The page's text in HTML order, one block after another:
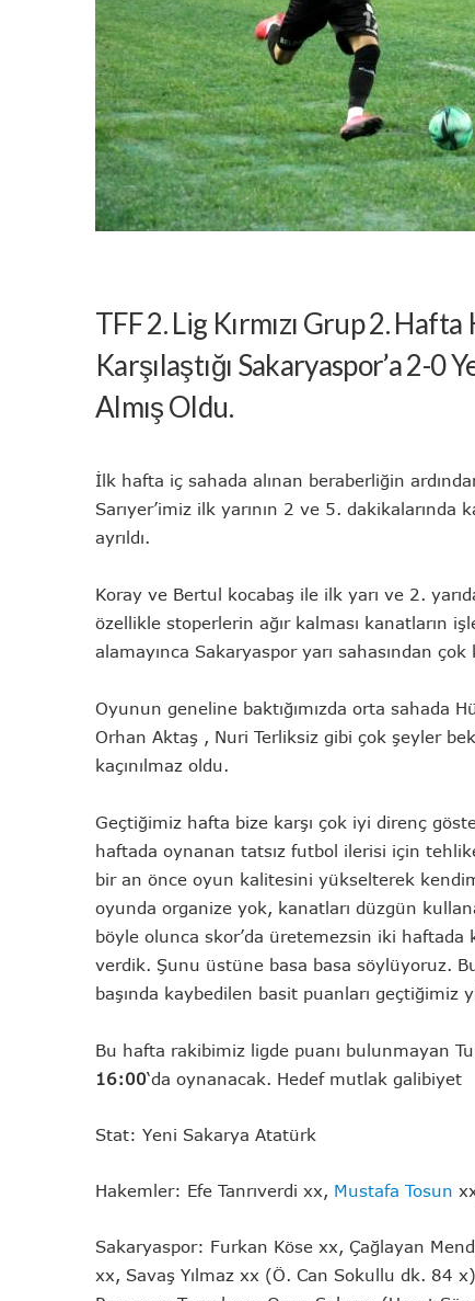
TFF 2. Lig Kırmızı Grup 2.
Karşılaştığı Sakaryaspor’a 2-
Almış Oldu.
İlk hafta iç sahada alınan beraberliğin
Sarıyer’imiz ilk yarının 2 ve 5.
ayrıldı.
Koray ve Bertul kocabaş ile ilk yarı ve 2.
özellikle stoperlerin ağır kalması kanatların
alamayınca Sakaryaspor yarı sahasından
Oyunun geneline baktığımızda orta sahada
Orhan Aktaş , Nuri Terliksiz gibi çok şeyler
kaçınılmaz oldu.
Geçtiğimiz hafta bize karşı çok iyi direnç
haftada oynanan tatsız futbol ilerisi için
bir an önce oyun kalitesini yükselterek
oyunda organize yok, kanatları düzgün
böyle olunca skor’da üretemezsin iki haftada
verdik. Şunu üstüne basa basa söylüyoruz.
başında kaybedilen basit puanları geçtiğimiz
Bu hafta rakibimiz ligde puanı bulunmayan
16:00‘da oynanacak. Hedef mutlak galibiyet
Stat: Yeni Sakarya Atatürk
Hakemler: Efe Tanrıverdi xx, Mustafa Tosun
Sakaryaspor: Furkan Köse xx, Çağlayan
xx, Savaş Yılmaz xx (Ö. Can Sokullu dk. 84